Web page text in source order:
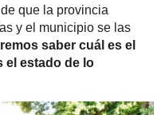
que la provincia
y el municipio se las
saber cuál es el
el estado de lo